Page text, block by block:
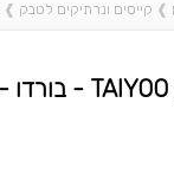
❱ קייסים ונרתיקים לטבק ❱